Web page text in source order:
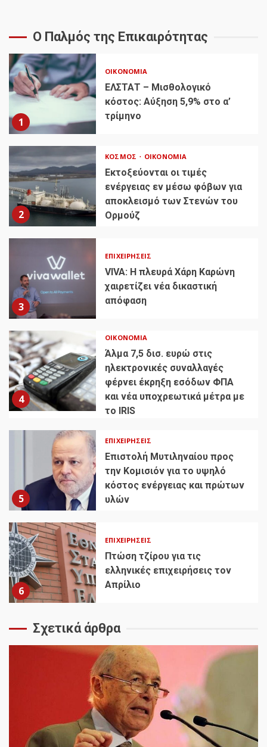
Ο Παλμός της Επικαιρότητας
1
ΟΙΚΟΝΟΜΊΑ
ΕΛΣΤΑΤ – Μισθολογικό
κόστος: Αύξηση 5,9% στο α’
τρίμηνο
2
ΚΌΣΜΟΣ ΟΙΚΟΝΟΜΊΑ
Εκτοξεύονται οι τιμές
ενέργειας εν μέσω φόβων για
αποκλεισμό των Στενών του
Ορμούζ
3
ΕΠΙΧΕΙΡΉΣΕΙΣ
VIVA: Η πλευρά Χάρη Καρώνη
χαιρετίζει νέα δικαστική
απόφαση
4
ΟΙΚΟΝΟΜΊΑ
Άλμα 7,5 δισ. ευρώ στις
ηλεκτρονικές συναλλαγές
φέρνει έκρηξη εσόδων ΦΠΑ
και νέα υποχρεωτικά μέτρα με
το IRIS
5
ΕΠΙΧΕΙΡΉΣΕΙΣ
Επιστολή Μυτιληναίου προς
την Κομισιόν για το υψηλό
κόστος ενέργειας και πρώτων
υλών
6
ΕΠΙΧΕΙΡΉΣΕΙΣ
Πτώση τζίρου για τις
ελληνικές επιχειρήσεις τον
Απρίλιο
Σχετικά άρθρα